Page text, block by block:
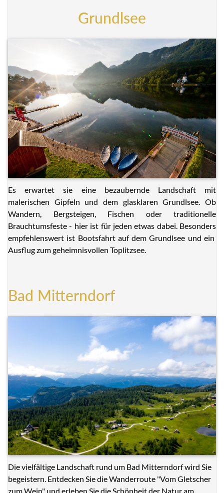
Grundlsee
Es erwartet sie eine bezaubernde Landschaft mit
malerischen Gipfeln und dem glasklaren Grundlsee. Ob
Wandern, Bergsteigen, Fischen oder traditionelle
Brauchtumsfeste - hier ist für jeden etwas dabei. Besonders
empfehlenswert ist Bootsfahrt auf dem Grundlsee und ein
Ausflug zum geheimnisvollen Toplitzsee.
Bad Mitterndorf
Die vielfältige Landschaft rund um Bad Mitterndorf wird Sie
begeistern. Entdecken Sie die Wanderroute "Vom Gletscher
zum Wein" und erleben Sie die Schönheit der Natur am